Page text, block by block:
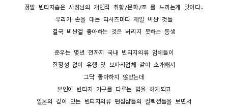
정말 빈티지숍은 사장님의 개인적 취향/문화/쪼 를 느끼는게 맛이다.
우리가 손을 대는 티셔츠마다 제일 비싼 것들
결국 비싼걸 좋아하는 것은 버리지 못하는 동생
준우는 몇년 전까지 국내 빈티지의류 업체들이
진정성 없이 유행 및 보따리업체 같이 소개해서
그닥 좋아하지 않았는데
본인이 빈티지 가구를 다루는 업을 하게되고
일본의 깊이 있는 빈티지의류 편집샵들의 컬렉션들을 보면서